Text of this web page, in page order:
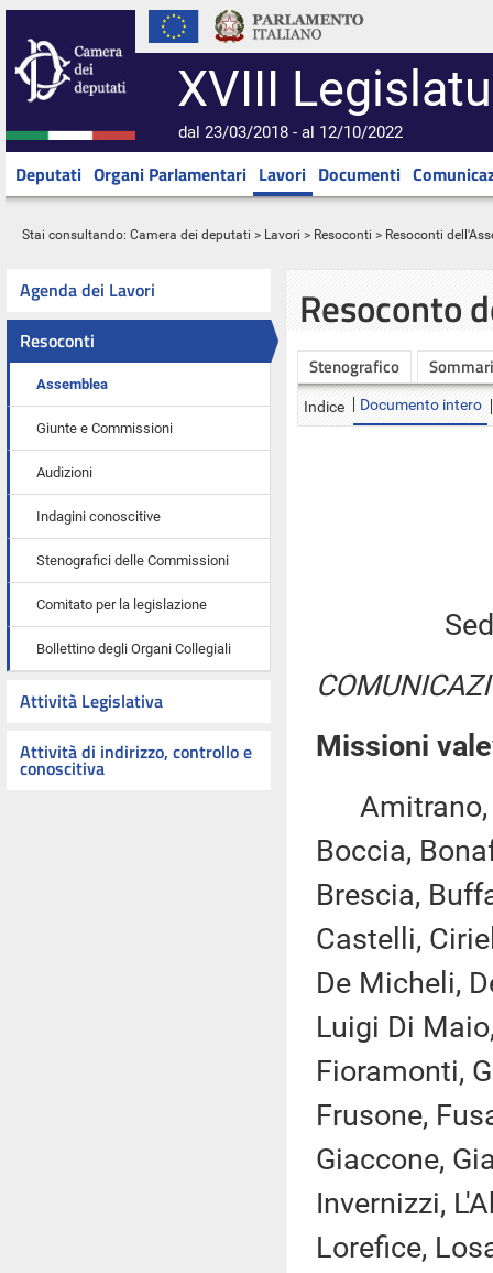
XVIII
dal 23/03/2018 - al 12/10/2022
Deputati Organi Parlamentari Lavori Documenti
Stai consultando: Camera dei deputati > Lavori > Resoconti > Resoconti
Agenda dei Lavori
Resoconti
Assemblea
Giunte e Commissioni
Audizioni
Indagini conoscitive
Stenografici delle Commissioni
Comitato per la legislazione
Bollettino degli Organi Collegiali
Attività Legislativa
Attività di indirizzo, controllo e
conoscitiva
Resoconto
Stenografico
Indice Documento intero
Missioni
Amitrano,
Boccia,
Brescia,
Castelli,
De Micheli,
Luigi Di
Fioramonti,
Frusone,
Giaccone,
Invernizzi,
Lorefice,